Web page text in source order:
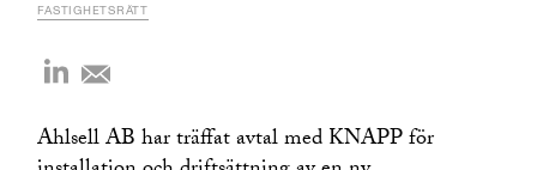
FASTIGHETSRÄTT
Ahlsell AB har träffat avtal med KNAPP för